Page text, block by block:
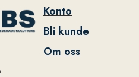
Konto
Bli kunde
Om oss